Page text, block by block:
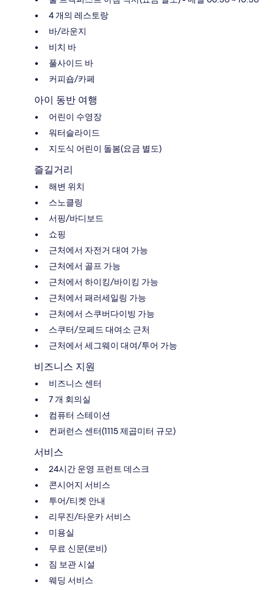
4 개의 레스토랑
바/라운지
비치 바
풀사이드 바
커피숍/카페
아이 동반 여행
어린이 수영장
워터슬라이드
지도식 어린이 돌봄(요금 별도)
즐길거리
해변 위치
스노클링
서핑/바디보드
쇼핑
근처에서 자전거 대여 가능
근처에서 골프 가능
근처에서 하이킹/바이킹 가능
근처에서 패러세일링 가능
근처에서 스쿠버다이빙 가능
스쿠터/모페드 대여소 근처
근처에서 세그웨이 대여/투어 가능
비즈니스 지원
비즈니스 센터
7 개 회의실
컴퓨터 스테이션
컨퍼런스 센터(1115 제곱미터 규모)
서비스
24시간 운영 프런트 데스크
콘시어지 서비스
투어/티켓 안내
리무진/타운카 서비스
미용실
무료 신문(로비)
짐 보관 시설
웨딩 서비스